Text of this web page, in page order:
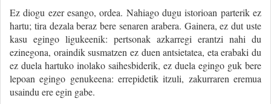
Ez diogu ezer esango, ordea. Nahiago dugu istorioan parterik ez
hartu; tira dezala beraz bere senaren arabera. Gainera, ez dut uste
kasu egingo ligukeenik: pertsonak azkarregi erantzi nahi du
ezinegona, oraindik susmatzen ez duen antsietatea, eta erabaki du
ez duela hartuko inolako saihesbiderik, ez duela egingo guk bere
lepoan egingo genukeena: errepidetik itzuli, zakurraren eremua
usaindu ere egin gabe.